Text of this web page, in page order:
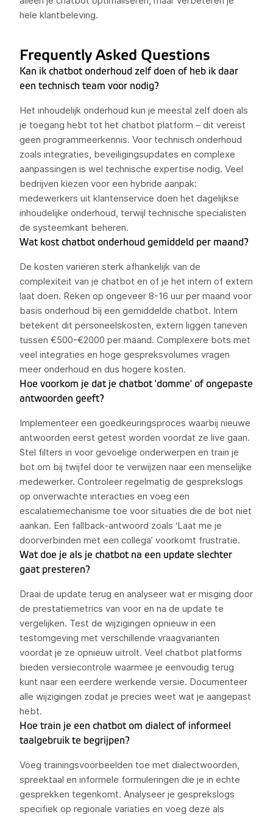
hele klantbeleving.
Frequently Asked Questions
Kan ik chatbot onderhoud zelf doen of heb ik daar
een technisch team voor nodig?
Het inhoudelijk onderhoud kun je meestal zelf doen als
je toegang hebt tot het chatbot platform – dit vereist
geen programmeerkennis. Voor technisch onderhoud
zoals integraties, beveiligingsupdates en complexe
aanpassingen is wel technische expertise nodig. Veel
bedrijven kiezen voor een hybride aanpak:
medewerkers uit klantenservice doen het dagelijkse
inhoudelijke onderhoud, terwijl technische specialisten
de systeemkant beheren.
Wat kost chatbot onderhoud gemiddeld per maand?
De kosten variëren sterk afhankelijk van de
complexiteit van je chatbot en of je het intern of extern
laat doen. Reken op ongeveer 8-16 uur per maand voor
basis onderhoud bij een gemiddelde chatbot. Intern
betekent dit personeelskosten, extern liggen tarieven
tussen €500-€2000 per maand. Complexere bots met
veel integraties en hoge gespreksvolumes vragen
meer onderhoud en dus hogere kosten.
Hoe voorkom je dat je chatbot 'domme' of ongepaste
antwoorden geeft?
Implementeer een goedkeuringsproces waarbij nieuwe
antwoorden eerst getest worden voordat ze live gaan.
Stel filters in voor gevoelige onderwerpen en train je
bot om bij twijfel door te verwijzen naar een menselijke
medewerker. Controleer regelmatig de gesprekslogs
op onverwachte interacties en voeg een
escalatiemechanisme toe voor situaties die de bot niet
aankan. Een fallback-antwoord zoals ‘Laat me je
doorverbinden met een collega’ voorkomt frustratie.
Wat doe je als je chatbot na een update slechter
gaat presteren?
Draai de update terug en analyseer wat er misging door
de prestatiemetrics van voor en na de update te
vergelijken. Test de wijzigingen opnieuw in een
testomgeving met verschillende vraagvarianten
voordat je ze opnieuw uitrolt. Veel chatbot platforms
bieden versiecontrole waarmee je eenvoudig terug
kunt naar een eerdere werkende versie. Documenteer
alle wijzigingen zodat je precies weet wat je aangepast
hebt.
Hoe train je een chatbot om dialect of informeel
taalgebruik te begrijpen?
Voeg trainingsvoorbeelden toe met dialectwoorden,
spreektaal en informele formuleringen die je in echte
gesprekken tegenkomt. Analyseer je gesprekslogs
specifiek op regionale variaties en voeg deze als